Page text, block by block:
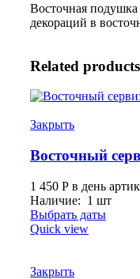
Восточная
декораций в
Related products
Закрыть
Восточный
1 450 Р в день
Наличие: 1 шт
Выбрать даты
Quick view
Закрыть